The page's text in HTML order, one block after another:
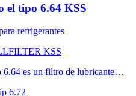
tipo 6.64 KSS
refrigerantes
KSS
es un filtro de lubricante…